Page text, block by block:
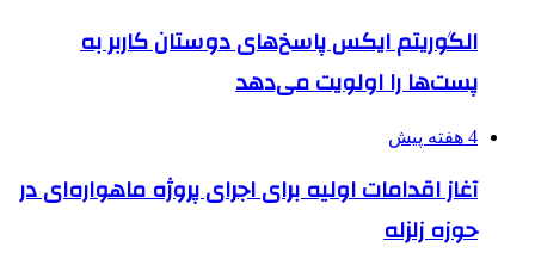
الگوریتم ایکس پاسخ‌های دوستان کاربر به
پست‌ها را اولویت می‌دهد
4 هفته پیش
آغاز اقدامات اولیه برای اجرای پروژه ماهواره‌ای در
حوزه زلزله